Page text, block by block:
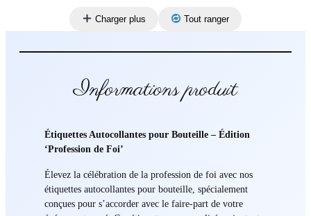
Charger plus Tout ranger
Informations produit
Étiquettes Autocollantes pour Bouteille – Édition
‘Profession de Foi’
Élevez la célébration de la profession de foi avec nos
étiquettes autocollantes pour bouteille, spécialement
conçues pour s’accorder avec le faire-part de votre